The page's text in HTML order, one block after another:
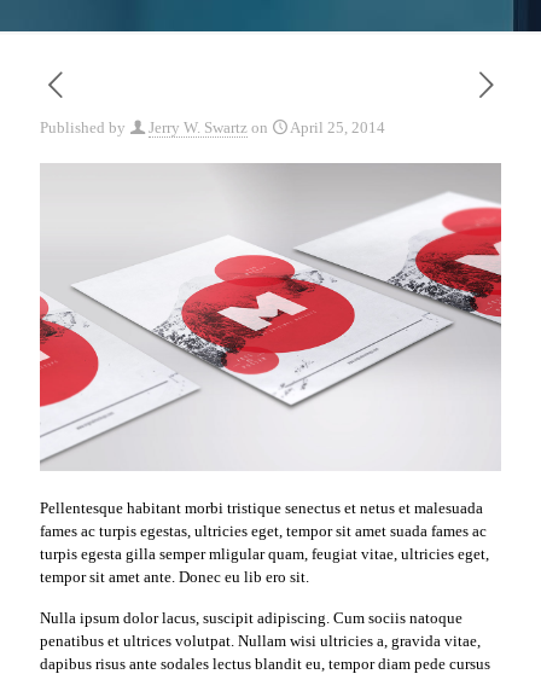
Published by Jerry W. Swartz on April 25, 2014
Pellentesque habitant morbi tristique senectus et netus et malesuada
fames ac turpis egestas, ultricies eget, tempor sit amet suada fames ac
turpis egesta gilla semper mligular quam, feugiat vitae, ultricies eget,
tempor sit amet ante. Donec eu lib ero sit.
Nulla ipsum dolor lacus, suscipit adipiscing. Cum sociis natoque
penatibus et ultrices volutpat. Nullam wisi ultricies a, gravida vitae,
dapibus risus ante sodales lectus blandit eu, tempor diam pede cursus